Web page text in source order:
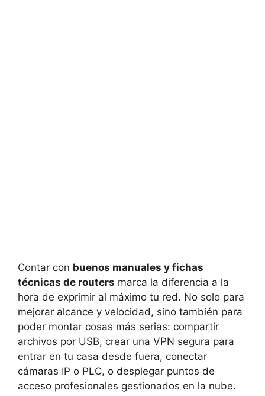
Contar con buenos manuales y fichas
técnicas de routers marca la diferencia a la
hora de exprimir al máximo tu red. No solo para
mejorar alcance y velocidad, sino también para
poder montar cosas más serias: compartir
archivos por USB, crear una VPN segura para
entrar en tu casa desde fuera, conectar
cámaras IP o PLC, o desplegar puntos de
acceso profesionales gestionados en la nube.